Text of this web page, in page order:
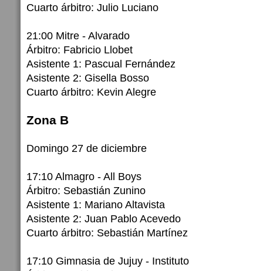
Cuarto árbitro: Julio Luciano
21:00 Mitre - Alvarado
Árbitro: Fabricio Llobet
Asistente 1: Pascual Fernández
Asistente 2: Gisella Bosso
Cuarto árbitro: Kevin Alegre
Zona B
Domingo 27 de diciembre
17:10 Almagro - All Boys
Árbitro: Sebastián Zunino
Asistente 1: Mariano Altavista
Asistente 2: Juan Pablo Acevedo
Cuarto árbitro: Sebastián Martínez
17:10 Gimnasia de Jujuy - Instituto